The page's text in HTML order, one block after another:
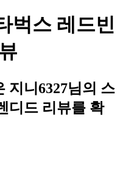
벅스 레드빈
지니6327님의 스
디드 리뷰를 확